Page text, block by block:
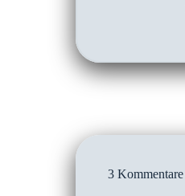
3 Kommentare